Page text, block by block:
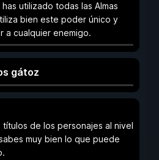
utilizado todas las Almas
bien este poder único y
a cualquier enemigo.
gátoz
de los personajes al nivel
muy bien lo que puede